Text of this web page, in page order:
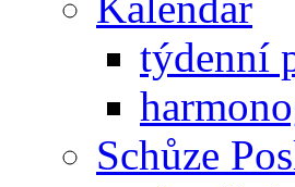
týdenní
Schůze